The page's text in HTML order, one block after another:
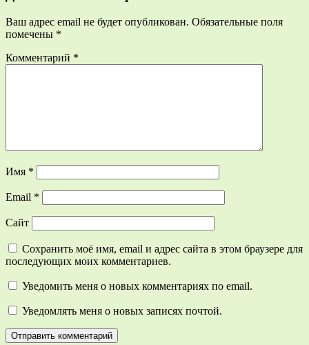
Ваш адрес email не будет опубликован. Обязательные поля
помечены *
Комментарий *
Имя *
Email *
Сайт
Сохранить моё имя, email и адрес сайта в этом браузере для
последующих моих комментариев.
Уведомить меня о новых комментариях по email.
Уведомлять меня о новых записях почтой.